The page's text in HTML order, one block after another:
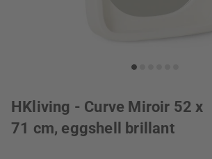
HKliving - Curve Miroir 52 x
71 cm, eggshell brillant